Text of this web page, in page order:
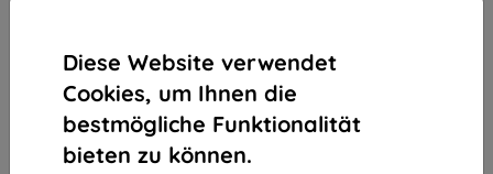
Diese Website verwendet
Cookies, um Ihnen die
bestmögliche Funktionalität
bieten zu können.